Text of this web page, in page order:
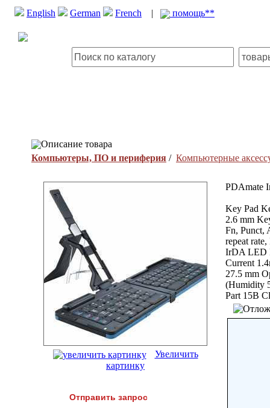
English German French | помощь**
Описание товара
Компьютеры, ПО и периферия / Компьютерные
Увеличить
картинку
Отправить запрос
PDAmate
Key Pad
2.6 mm
Fn, Punct,
repeat
IrDA LED
Current
27.5 mm
(Humidity
Part 15B